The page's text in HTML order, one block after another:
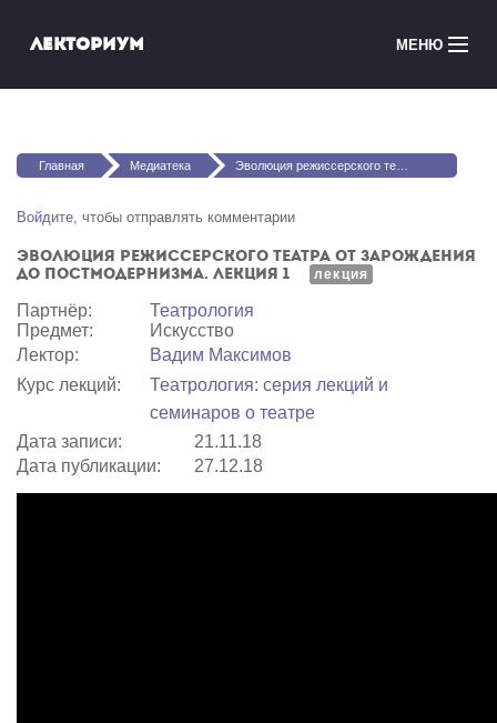
Лекториум МЕНЮ
Медиатека
Courses in English
Вы здесь
Главная Медиатека Эволюция режиссерского театра от зарождения до постмодернизма. Лекция 1
Войдите, чтобы отправлять комментарии
Эволюция режиссерского театра от зарождения
до постмодернизма. Лекция 1
лекция
Партнёр:
Театрология
Предмет:
Искусство
Лектор:
Вадим Максимов
Курс лекций:
Театрология: серия лекций и
семинаров о театре
Дата записи:
21.11.18
Дата публикации:
27.12.18